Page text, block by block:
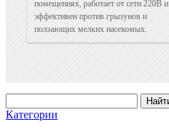
помещениях, работает от сети 220В и
эффективен против грызунов и
ползающих мелких насекомых.
Категории